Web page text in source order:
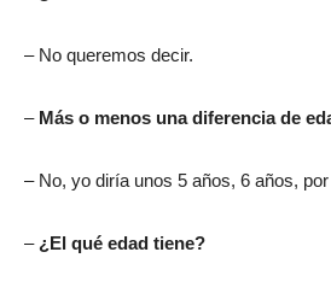
– No queremos decir.
– Más o menos una diferencia de
– No, yo diría unos 5 años, 6 años,
–¿El qué edad tiene?